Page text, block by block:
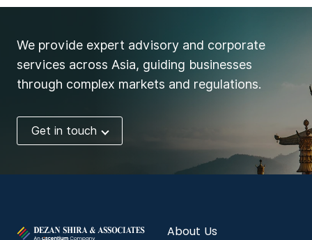
We provide expert advisory and corporate
services across Asia, guiding businesses
through complex markets and regulations.
Get in touch
About Us